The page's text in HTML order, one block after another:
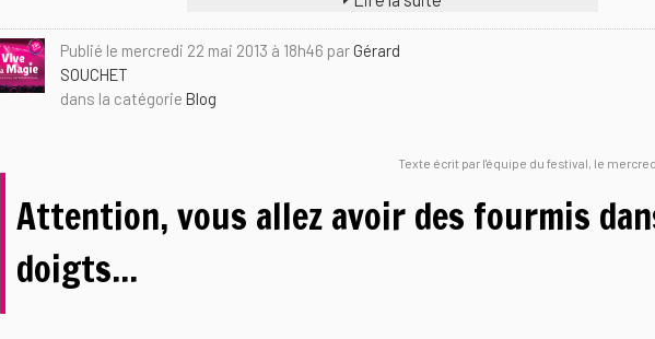
Publié le mercredi 22 mai 2013 à 18h46 par Gérard
SOUCHET
dans la catégorie Blog
Texte écrit par l'équipe du festival, le
Attention, vous allez avoir des fourmis
doigts...